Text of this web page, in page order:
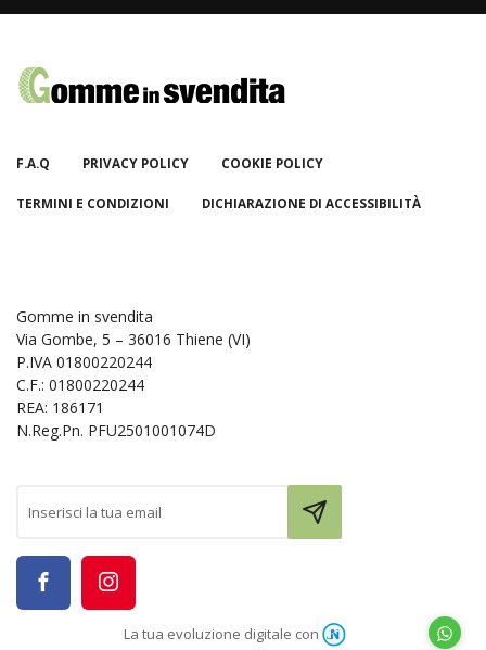
F.A.Q PRIVACY POLICY COOKIE POLICY
TERMINI E CONDIZIONI DICHIARAZIONE DI ACCESSIBILITÀ
Gomme in svendita
Via Gombe, 5 – 36016 Thiene (VI)
P.IVA 01800220244
C.F.: 01800220244
REA: 186171
N.Reg.Pn. PFU2501001074D
La tua evoluzione digitale con